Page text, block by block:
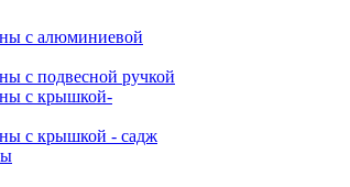
с алюминиевой
с подвесной ручкой
с крышкой-
с крышкой - садж